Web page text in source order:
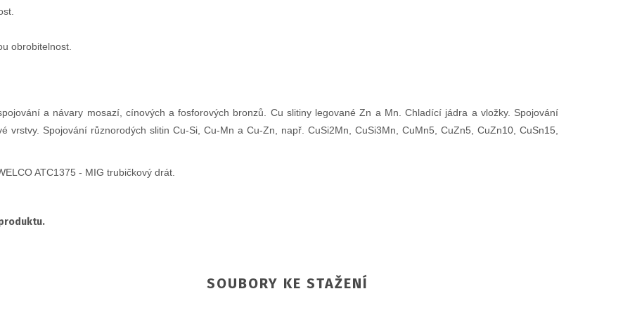
obrobitelnost.
a návary mosazí, cínových a fosforových bronzů. Cu slitiny legované Zn a Mn. Chladící jádra a vložky. Spojování
vrstvy. Spojování různorodých slitin Cu-Si, Cu-Mn a Cu-Zn, např. CuSi2Mn, CuSi3Mn, CuMn5, CuZn5, CuZn10, CuSn15,
ATC1375 - MIG trubičkový drát.
SOUBORY KE STAŽENÍ